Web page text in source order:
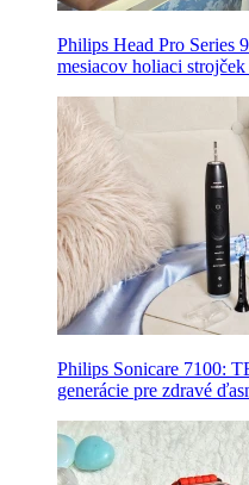
Philips Head Pro Series
mesiacov holiaci
Philips Sonicare 7100:
generácie pre zdravé